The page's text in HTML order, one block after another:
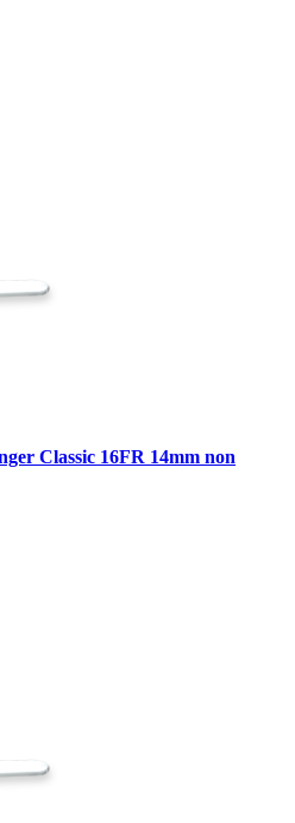
Classic 16FR 14mm non